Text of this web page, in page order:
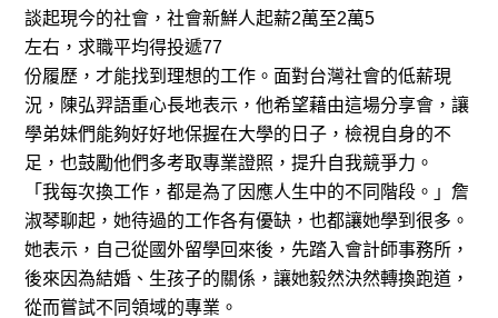
談起現今的社會，社會新鮮人起薪2萬至2萬5
左右，求職平均得投遞77
份履歷，才能找到理想的工作。面對台灣社會的低薪現
況，陳弘羿語重心長地表示，他希望藉由這場分享會，讓
學弟妹們能夠好好地保握在大學的日子，檢視自身的不
足，也鼓勵他們多考取專業證照，提升自我競爭力。
「我每次換工作，都是為了因應人生中的不同階段。」詹
淑琴聊起，她待過的工作各有優缺，也都讓她學到很多。
她表示，自己從國外留學回來後，先踏入會計師事務所，
後來因為結婚、生孩子的關係，讓她毅然決然轉換跑道，
從而嘗試不同領域的專業。